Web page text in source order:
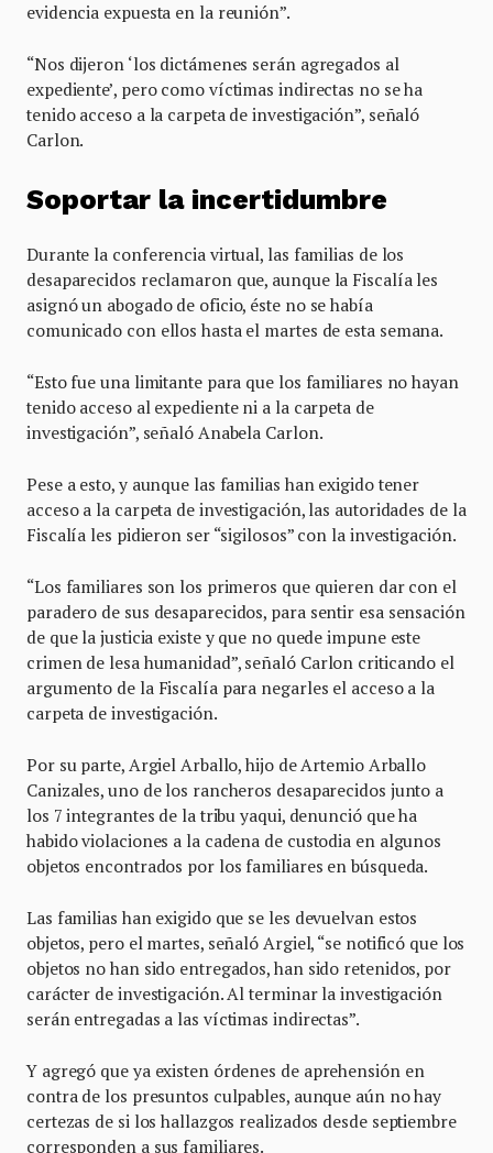
evidencia expuesta en la reunión”.
“Nos dijeron ‘los dictámenes serán agregados al
expediente’, pero como víctimas indirectas no se ha
tenido acceso a la carpeta de investigación”, señaló
Carlon.
Soportar la incertidumbre
Durante la conferencia virtual, las familias de los
desaparecidos reclamaron que, aunque la Fiscalía les
asignó un abogado de oficio, éste no se había
comunicado con ellos hasta el martes de esta semana.
“Esto fue una limitante para que los familiares no hayan
tenido acceso al expediente ni a la carpeta de
investigación”, señaló Anabela Carlon.
Pese a esto, y aunque las familias han exigido tener
acceso a la carpeta de investigación, las autoridades de la
Fiscalía les pidieron ser “sigilosos” con la investigación.
“Los familiares son los primeros que quieren dar con el
paradero de sus desaparecidos, para sentir esa sensación
de que la justicia existe y que no quede impune este
crimen de lesa humanidad”, señaló Carlon criticando el
argumento de la Fiscalía para negarles el acceso a la
carpeta de investigación.
Por su parte, Argiel Arballo, hijo de Artemio Arballo
Canizales, uno de los rancheros desaparecidos junto a
los 7 integrantes de la tribu yaqui, denunció que ha
habido violaciones a la cadena de custodia en algunos
objetos encontrados por los familiares en búsqueda.
Las familias han exigido que se les devuelvan estos
objetos, pero el martes, señaló Argiel, “se notificó que los
objetos no han sido entregados, han sido retenidos, por
carácter de investigación. Al terminar la investigación
serán entregadas a las víctimas indirectas”.
Y agregó que ya existen órdenes de aprehensión en
contra de los presuntos culpables, aunque aún no hay
certezas de si los hallazgos realizados desde septiembre
corresponden a sus familiares.